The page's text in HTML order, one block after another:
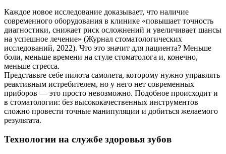
Каждое новое исследование доказывает, что наличие
современного оборудования в клинике «повышает точность
диагностики, снижает риск осложнений и увеличивает шансы
на успешное лечение» (Журнал стоматологических
исследований, 2022). Что это значит для пациента? Меньше
боли, меньше времени на стуле стоматолога и, конечно,
меньше стресса.
Представьте себе пилота самолета, которому нужно управлять
реактивным истребителем, но у него нет современных
приборов — это просто невозможно. Подобное происходит и
в стоматологии: без высококачественных инструментов
сложно провести точные манипуляции и добиться желаемого
результата.
Технологии на службе здоровья зубов